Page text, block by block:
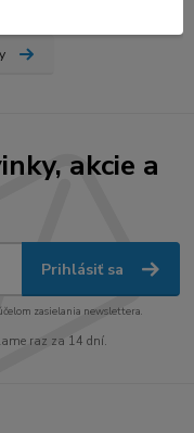
akcie a
Prihlásiť sa
zasielania newslettera.
raz za 14 dní.